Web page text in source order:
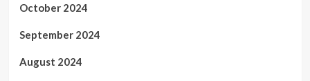
October 2024
September 2024
August 2024